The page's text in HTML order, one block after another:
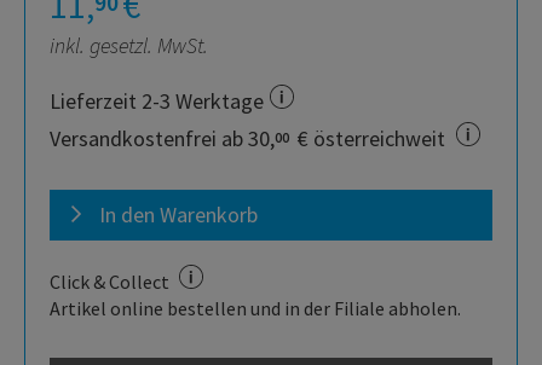
inkl. gesetzl. MwSt.
Lieferzeit 2-3 Werktage
Versandkostenfrei ab 30,00 € österreichweit
In den Warenkorb
Click & Collect
Artikel online bestellen und in der Filiale abholen.